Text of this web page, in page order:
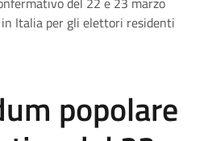
Italia per gli elettori residenti
popolare